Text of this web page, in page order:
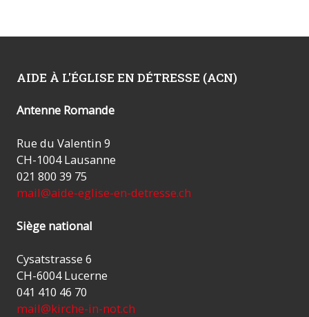
AIDE À L'ÉGLISE EN DÉTRESSE (ACN)
Antenne Romande
Rue du Valentin 9
CH-1004 Lausanne
021 800 39 75
mail@aide-eglise-en-detresse.ch
Siège national
Cysatstrasse 6
CH-6004 Lucerne
041 410 46 70
mail@kirche-in-not.ch